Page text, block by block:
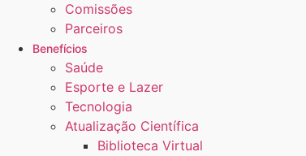
Comissões
Parceiros
Benefícios
Saúde
Esporte e Lazer
Tecnologia
Atualização Científica
Biblioteca Virtual